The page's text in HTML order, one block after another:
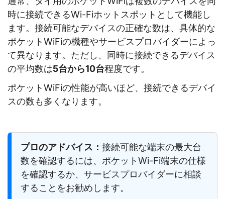
時に接続できるWi-Fiホットスポットとして機能し
ます。接続可能なデバイスの正確な数は、具体的な
ポケットWiFiの機種やサービスプロバイダーによっ
て異なります。ただし、同時に接続できるデバイス
の平均数は5台から10台程度です。
ポケットWiFiの性能が高いほど、接続できるデバイ
スの数も多くなります。
プロのアドバイス： 接続可能な端末の最大台
数を確認するには、ポケットWi-Fi端末の仕様
を確認するか、サービスプロバイダーに相談
することをお勧めします。